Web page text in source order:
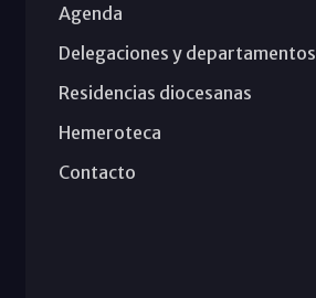
Agenda
Delegaciones y departamentos
Residencias diocesanas
Hemeroteca
Contacto